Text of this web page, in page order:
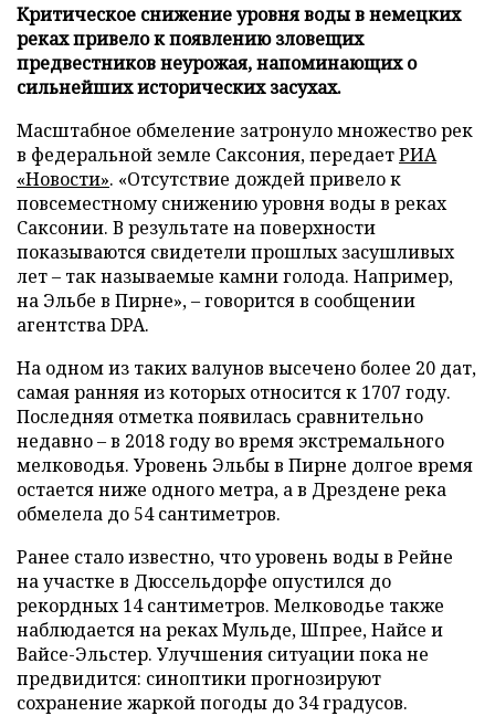
Критическое снижение уровня воды в немецких
реках привело к появлению зловещих
предвестников неурожая, напоминающих о
сильнейших исторических засухах.
Масштабное обмеление затронуло множество рек
в федеральной земле Саксония, передаетРИА
«Новости». «Отсутствие дождей привело к
повсеместному снижению уровня воды в реках
Саксонии. В результате на поверхности
показываются свидетели прошлых засушливых
лет – так называемые камни голода. Например,
на Эльбе в Пирне», – говорится в сообщении
агентства DPA.
На одном из таких валунов высечено более 20 дат,
самая ранняя из которых относится к 1707 году.
Последняя отметка появилась сравнительно
недавно – в 2018 году во время экстремального
мелководья. Уровень Эльбы в Пирне долгое время
остается ниже одного метра, а в Дрездене река
обмелела до 54 сантиметров.
Ранее стало известно, что уровень воды в Рейне
на участке в Дюссельдорфе опустился до
рекордных 14 сантиметров. Мелководье также
наблюдается на реках Мульде, Шпрее, Найсе и
Вайсе-Эльстер. Улучшения ситуации пока не
предвидится: синоптики прогнозируют
сохранение жаркой погоды до 34 градусов.